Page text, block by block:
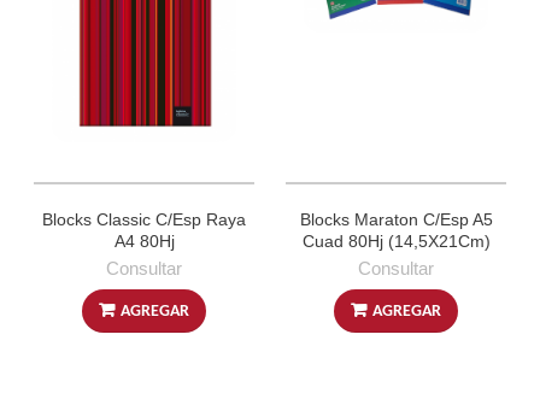
Blocks Classic C/Esp Raya
A4 80Hj
Consultar
AGREGAR
Blocks Maraton C/Esp A5
Cuad 80Hj (14,5X21Cm)
Consultar
AGREGAR